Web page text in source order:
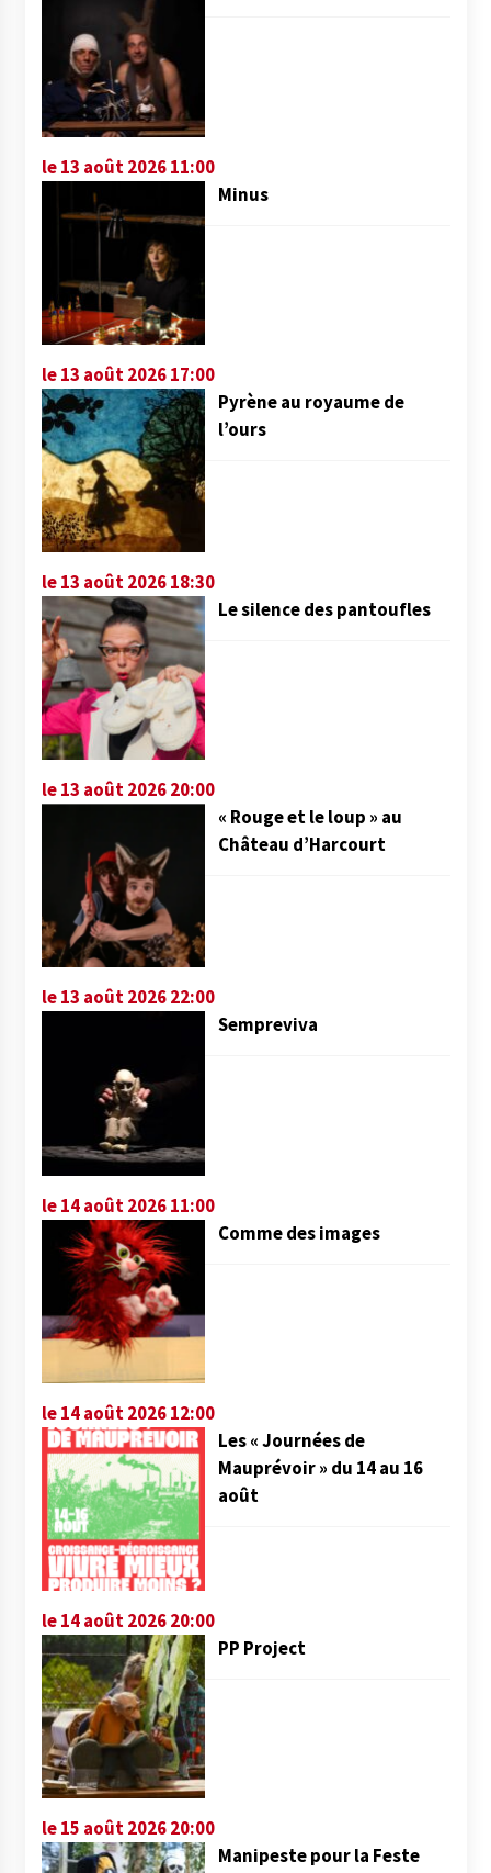
le 13 août 2026 11:00
Minus
le 13 août 2026 17:00
Pyrène au royaume de
l’ours
le 13 août 2026 18:30
Le silence des pantoufles
le 13 août 2026 20:00
« Rouge et le loup » au
Château d’Harcourt
le 13 août 2026 22:00
Sempreviva
le 14 août 2026 11:00
Comme des images
le 14 août 2026 12:00
Les « Journées de
Mauprévoir » du 14 au 16
août
le 14 août 2026 20:00
PP Project
le 15 août 2026 20:00
Manipeste pour la Feste